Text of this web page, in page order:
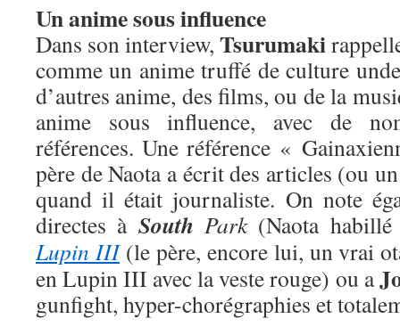
Un anime sous influence
Dans son interview,Tsurumaki
comme un anime truffé de culture
d’autres anime, des films, ou de la
anime sous influence, avec de
références. Une référence «
père de Naota a écrit des articles (ou
quand il était journaliste. On note
directes à South Park(Naota
Lupin III(le père, encore lui, un vrai
en Lupin III avec la veste rouge) ou a
gunfight, hyper-chorégraphies et